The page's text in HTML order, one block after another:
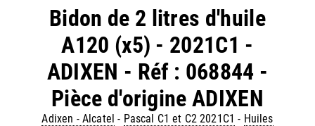
Bidon de 2 litres d'huile
A120 (x5) - 2021C1 -
ADIXEN - Réf : 068844 -
Pièce d'origine ADIXEN
Adixen - Alcatel - Pascal C1 et C2 2021C1 - Huiles